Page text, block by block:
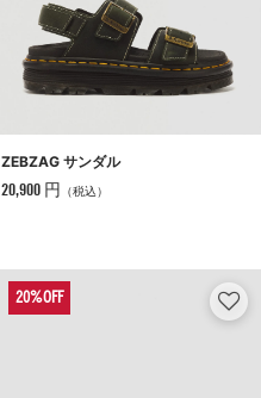
ZEBZAG サンダル
20,900 円 （税込）